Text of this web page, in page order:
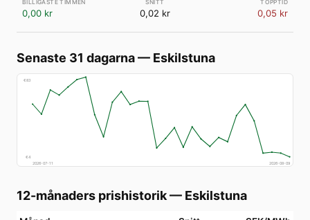
0,00 kr 0,02 kr 0,05 kr
Senaste 31 dagarna— Eskilstuna
€83
€4
2026-07-11
2026-08-09
12-månaders prishistorik— Eskilstuna